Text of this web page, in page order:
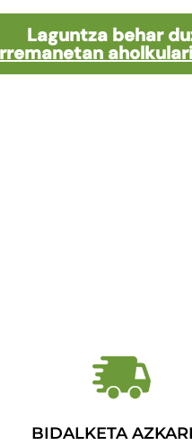
Laguntza behar
BIDALKETA